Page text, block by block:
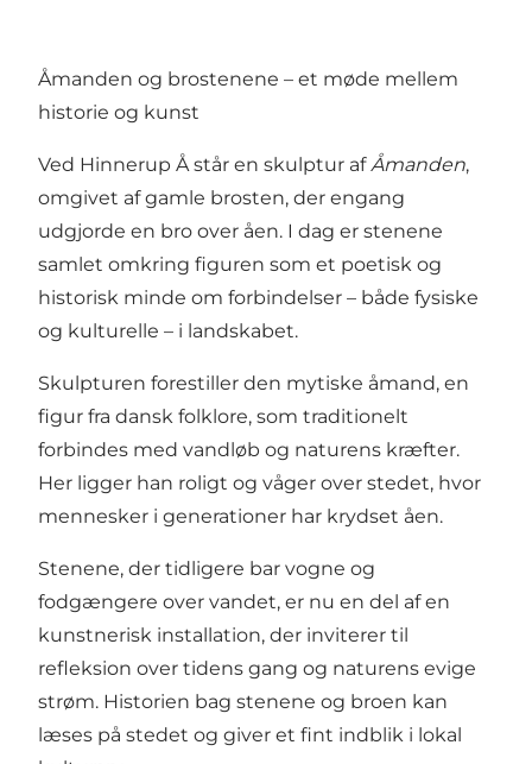
Åmanden og brostenene – et møde mellem
historie og kunst
Ved Hinnerup Å står en skulptur af Åmanden,
omgivet af gamle brosten, der engang
udgjorde en bro over åen. I dag er stenene
samlet omkring figuren som et poetisk og
historisk minde om forbindelser – både fysiske
og kulturelle – i landskabet.
Skulpturen forestiller den mytiske åmand, en
figur fra dansk folklore, som traditionelt
forbindes med vandløb og naturens kræfter.
Her ligger han roligt og våger over stedet, hvor
mennesker i generationer har krydset åen.
Stenene, der tidligere bar vogne og
fodgængere over vandet, er nu en del af en
kunstnerisk installation, der inviterer til
refleksion over tidens gang og naturens evige
strøm. Historien bag stenene og broen kan
læses på stedet og giver et fint indblik i lokal